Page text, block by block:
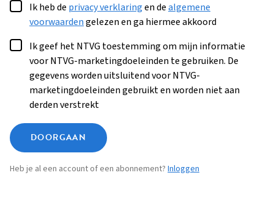
Ik heb de privacy verklaringen dealgemene
voorwaardengelezen en ga hiermee akkoord
Ik geef het NTVG toestemming om mijn informatie
voor NTVG-marketingdoeleinden te gebruiken. De
gegevens worden uitsluitend voor NTVG-
marketingdoeleinden gebruikt en worden niet aan
derden verstrekt
DOORGAAN
Heb je al een account of een abonnement? Inloggen